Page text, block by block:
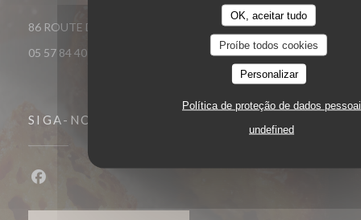
OK, aceitar tudo
Proíbe todos cookies
Personalizar
Política de proteção de dados
undefined
86 ROUTE DE CATUSSEAU 33500 POMEROL((abre numa nova
05 57 84 40 40
SIGA-NOS